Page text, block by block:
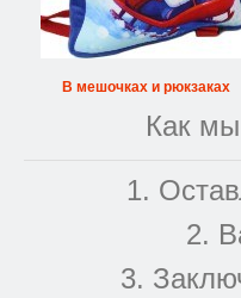
В мешочках и рюкзаках
Как
1.
2.
3.